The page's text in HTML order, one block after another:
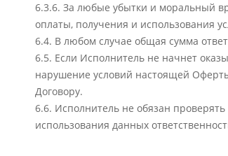
6.3.6. За любые убытки и моральный
оплаты, получения и использования
6.4. В любом случае общая сумма
6.5. Если Исполнитель не начнет
нарушение условий настоящей
Договору.
6.6. Исполнитель не обязан
использования данных